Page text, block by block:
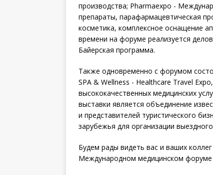
производства; Pharmaexpo -
препараты, парафармацевтическая
косметика, комплексное оснащение
времени на форуме реализуется
Байерская программа.
Также одновременно с форумом
SPA & Wellness - Healthcare Travel
высококачественных медицинских
выставки является объединение
и представителей туристического
зарубежья для организации
Будем рады видеть вас и ваших
Международном медицинском форуме